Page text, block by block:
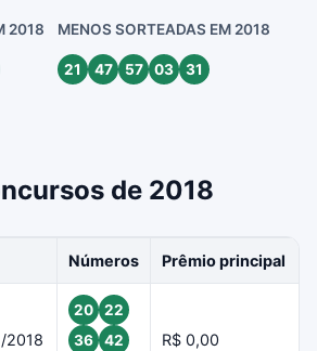
2018 MENOS SORTEADAS EM 2018
21 47 57 03 31
de 2018
Números Prêmio principal
2018
20
22
36
42
R$ 0,00